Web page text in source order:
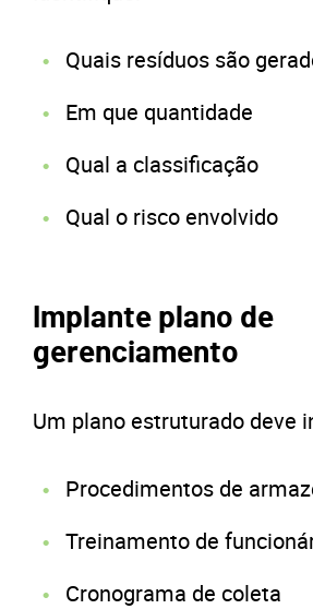
Quais resíduos são
Em que quantidade
Qual a classificação
Qual o risco envolvido
Implante plano de
gerenciamento
Um plano estruturado deve
Procedimentos de
Treinamento de
Cronograma de coleta